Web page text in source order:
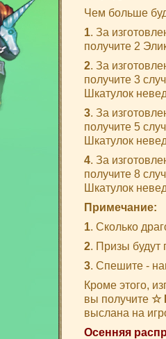
Чем больше
1. За
получите 2
2. За
получите 3
Шкатулок
3. За
получите 5
Шкатулок
4. За
получите 8
Шкатулок
Примечание:
1. Сколько
2. Призы будут
3. Спешите -
Кроме этого,
вы получите ☆
выслана на
Осенняя